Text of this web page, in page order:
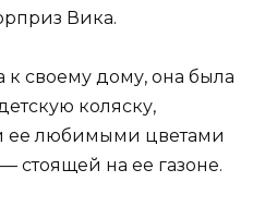
Вика.
к своему дому, она была
коляску,
ее любимыми цветами
на ее газоне.